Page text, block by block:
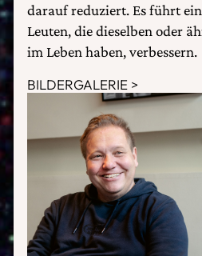
darauf reduziert. Es führt
Leuten, die dieselben oder
im Leben haben, verbessern.
BILDERGALERIE